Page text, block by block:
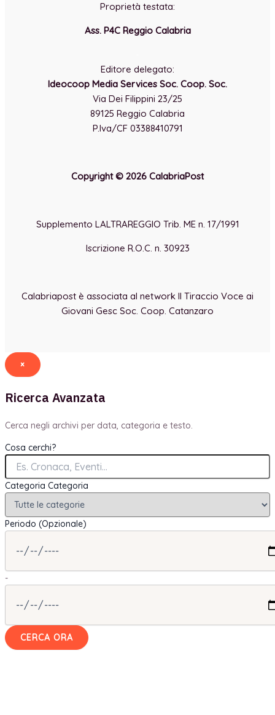
Proprietà testata:
Ass. P4C Reggio Calabria
Editore delegato:
Ideocoop Media Services Soc. Coop. Soc.
Via Dei Filippini 23/25
89125 Reggio Calabria
P.Iva/CF 03388410791
Copyright © 2026 CalabriaPost
Supplemento LALTRAREGGIO Trib. ME n. 17/1991
Iscrizione R.O.C. n. 30923
Calabriapost è associata al network Il Tiraccio Voce ai
Giovani Gesc Soc. Coop. Catanzaro
×
Ricerca Avanzata
Cerca negli archivi per data, categoria e testo.
Cosa cerchi?
Categoria Categoria
Periodo (Opzionale)
-
CERCA ORA